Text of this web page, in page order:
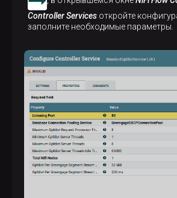
Controller Services откройте
заполните необходимые параметры.